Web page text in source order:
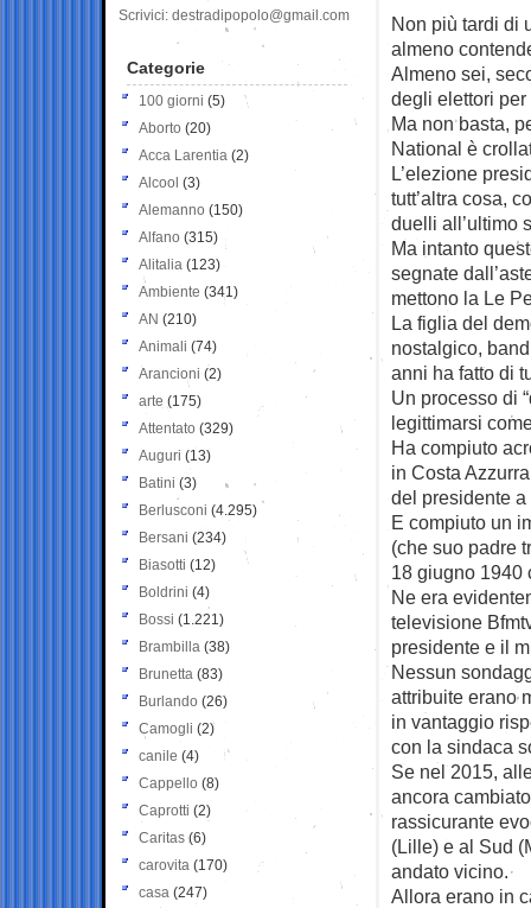
Non più tardi di
almeno
Almeno sei,
degli elettori
Ma non basta,
National è
L’elezione
tutt’altra cosa,
duelli all’ultimo
Ma intanto
segnate
mettono la Le
La figlia del
nostalgico,
anni ha fatto di
Un processo di
legittimarsi
Ha compiuto
in Costa
del presidente a
E compiuto un
(che suo padre
18 giugno 1940
Ne era
televisione
presidente e il
Nessun
attribuite erano
in vantaggio
con la sindaca
Se nel 2015,
ancora
rassicurante
(Lille) e al Sud
andato vicino.
Allora erano in
Scrivici: destradipopolo@gmail.com
Categorie
100 giorni (5)
Aborto (20)
Acca Larentia (2)
Alcool (3)
Alemanno (150)
Alfano (315)
Alitalia (123)
Ambiente (341)
AN (210)
Animali (74)
Arancioni (2)
arte (175)
Attentato (329)
Auguri (13)
Batini (3)
Berlusconi (4.295)
Bersani (234)
Biasotti (12)
Boldrini (4)
Bossi (1.221)
Brambilla (38)
Brunetta (83)
Burlando (26)
Camogli (2)
canile (4)
Cappello (8)
Caprotti (2)
Caritas (6)
carovita (170)
casa (247)